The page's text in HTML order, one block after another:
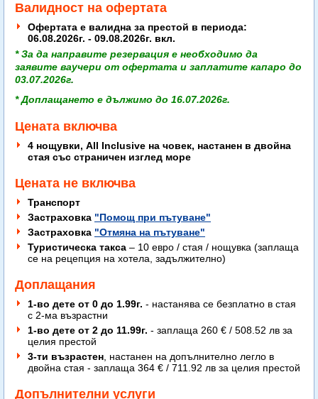
Валидност на офертата
Офертата е валидна за престой в периода:
06.08.2026г. - 09.08.2026г. вкл.
* За да направите резервация е необходимо да
заявите ваучери от офертата и заплатите капаро до
03.07.2026г.
* Доплащането е дължимо до 16.07.2026г.
Цената включва
4 нощувки, All Inclusive на човек, настанен в двойна
стая със страничен изглед море
Цената не включва
Транспорт
Застраховка "Помощ при пътуване"
Застраховка "Отмяна на пътуване"
Туристическа такса – 10 евро / стая / нощувка (заплаща
се на рецепция на хотела, задължително)
Доплащания
1-во дете от 0 до 1.99г. - настанява се безплатно в стая
с 2-ма възрастни
1-во дете от 2 до 11.99г. - заплаща 260 € / 508.52 лв за
целия престой
3-ти възрастен , настанен на допълнително легло в
двойна стая - заплаща 364 € / 711.92 лв за целия престой
Допълнителни услуги